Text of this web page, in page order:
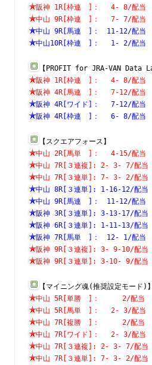
阪神 1R[枠連　]：　
中山 9R[枠連　]：　 7- 7/配当
中山 9R[馬連　]：　11-12/配当
中山10R[枠連　]：　 1- 2/
【PROFIT for JRA-VAN Data
阪神 1R[枠連　]：　
阪神 4R[馬連　]：　 7-
阪神 4R[ワイド]：　 7-
阪神 4R[枠連　]：　
【スクエアフォース】
中山 2R[馬単　]：　 4-
中山 7R[３連複]: 2- 3- 7/配当
中山 7R[３連単]: 7- 3- 2/配当
中山 8R[３連単]: 1-16-
中山 9R[馬連　]：　11-12/配当
阪神 3R[３連単]: 3-13-
阪神 6R[３連単]: 1-11-
阪神 7R[馬単　]：　
阪神 9R[３連複]: 3- 9-10/配
阪神 9R[３連単]: 3-10- 9/配
【マイニング魂(推奨設定モード)】
中山 5R[単勝　]：　　
中山 5R[馬単　]：　 2-
中山 7R[複勝　]：　　  2/配当
中山 7R[ワイド]：　 2- 3/配当
中山 7R[３連複]: 2- 3- 7/配当
中山 7R[３連単]: 7- 3- 2/配当